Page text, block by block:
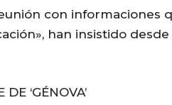
con informaciones
han insistido
‘GÉNOVA’